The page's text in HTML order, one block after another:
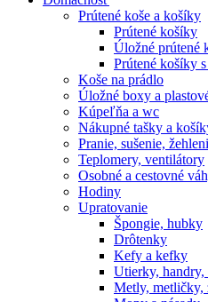
Prútené koše a košíky
Prútené košíky
Úložné prútené
Prútené košíky
Koše na prádlo
Úložné boxy a
Kúpeľňa a wc
Nákupné tašky a
Pranie, sušenie,
Teplomery, ventilátory
Osobné a cestovné
Hodiny
Upratovanie
Špongie, hubky
Drôtenky
Kefy a kefky
Utierky,
Metly, metličky,